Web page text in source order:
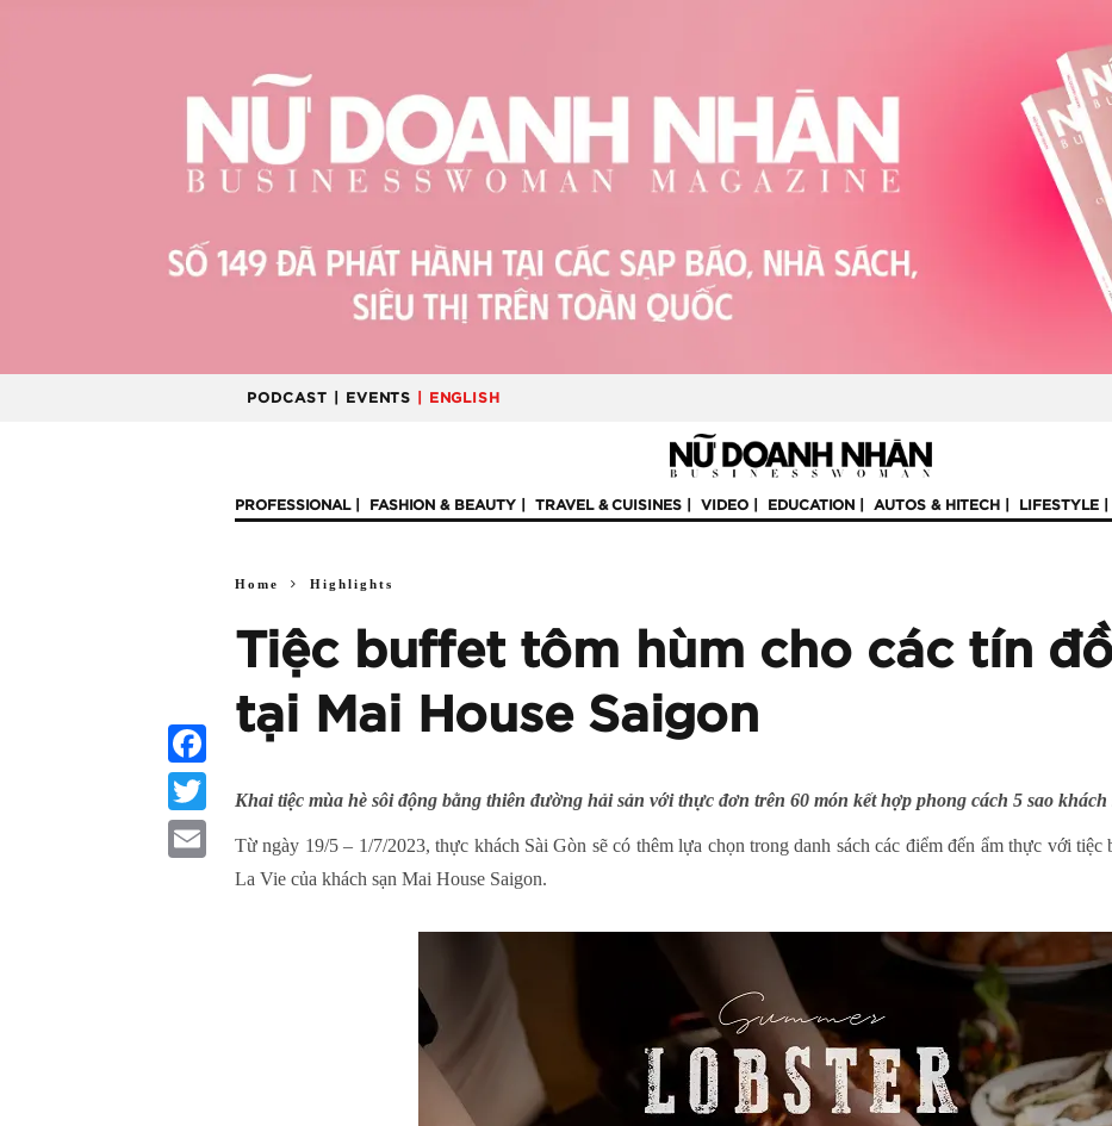
PODCAST | EVENTS | ENGLISH
PROFESSIONAL FASHION & BEAUTY TRAVEL & CUISINES VIDEO EDUCATION AUTOS & HITECH LIFESTYLE
Home Highlights
Tiệc buffet tôm hùm cho các tín
tại Mai House Saigon
Khai tiệc mùa hè sôi động bằng thiên đường hải sản với thực đơn trên 60 món kết hợp phong cách 5 sao
Từ ngày 19/5 – 1/7/2023, thực khách Sài Gòn sẽ có thêm lựa chọn trong danh sách các điểm đến ẩm thực với tiệc
La Vie của khách sạn Mai House Saigon.
Facebook
Twitter